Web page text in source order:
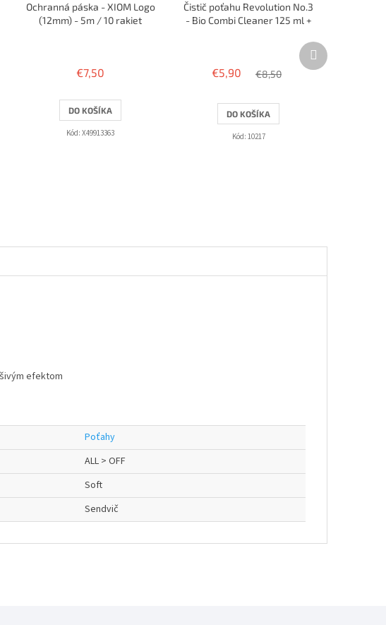
Ochranná páska - XIOM Logo
(12mm) - 5m / 10 rakiet
€7,50
DO KOŠÍKA
Kód: X49913363
Čistič poťahu Revolution No.3
- Bio Combi Cleaner 125 ml +
€5,90 €8,50
DO KOŠÍKA
Kód: 10217
Ďalší
produkt
efektom
Poťahy
ALL > OFF
Soft
Sendvič